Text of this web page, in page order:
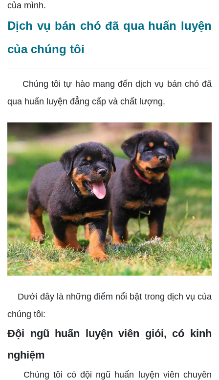
của mình.
Dịch vụ bán chó đã qua huấn luyện
của chúng tôi
Chúng tôi tự hào mang đến dịch vụ bán chó đã
qua huấn luyện đẳng cấp và chất lượng.
Dưới đây là những điểm nổi bật trong dịch vụ của
chúng tôi:
Đội ngũ huấn luyện viên giỏi, có kinh
nghiệm
Chúng tôi có đội ngũ huấn luyện viên chuyên